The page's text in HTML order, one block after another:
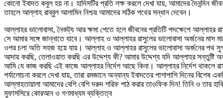
কোনো ইবাদত কবুল হয় না। হাদিসটির প্রতি লক্ষ করলে দেখা যায়, আমাদের দৈনন্দিন
তাহলে আল্লাহ রাব্বুল আলামিন নিশ্চয় আমাদের সঠিক পথের সন্ধান দেবেন।
আল্লাহর ভালোবাসা, নৈকট্য আর ক্ষমা পেতে হলে জীবনের প্রতিটি পদক্ষেপে
সে আমার সঙ্গে জান্নাতে যাবে। আল্লাহ ও আল্লাহর রাসুলের ভালোবাসা অর্জনের মাস
ওপর চলা অতি সহজ হয়ে যায়। আল্লাহ ও আল্লাহর রাসুলের ভালোবাসা অর্জনের পথ
আদায় করছি, তেলাওয়াত করছি এর উদ্দেশ্য কী? আমার উদ্দেশ্য যদি আল্লাহর সন্তুষ্টি
আমি যে কাজ করছি এই কাজে আল্লাহর নির্দেশ আছে কিনা। আল্লাহর নির্দেশ থাকলে
পর্যালোচনা করলে দেখা যায়, তারা রমজানে অন্যান্য ইবাদতের পাশাপাশি দিনের
আল্লাহতায়ালা আমাদের বেশি বেশি দরুদ শরিফ পাঠ করার তাওফিক দিন! তিনি ও তার
মুফাসসিরে কোরআন ও গণমাধ্যম ব্যক্তিত্ব